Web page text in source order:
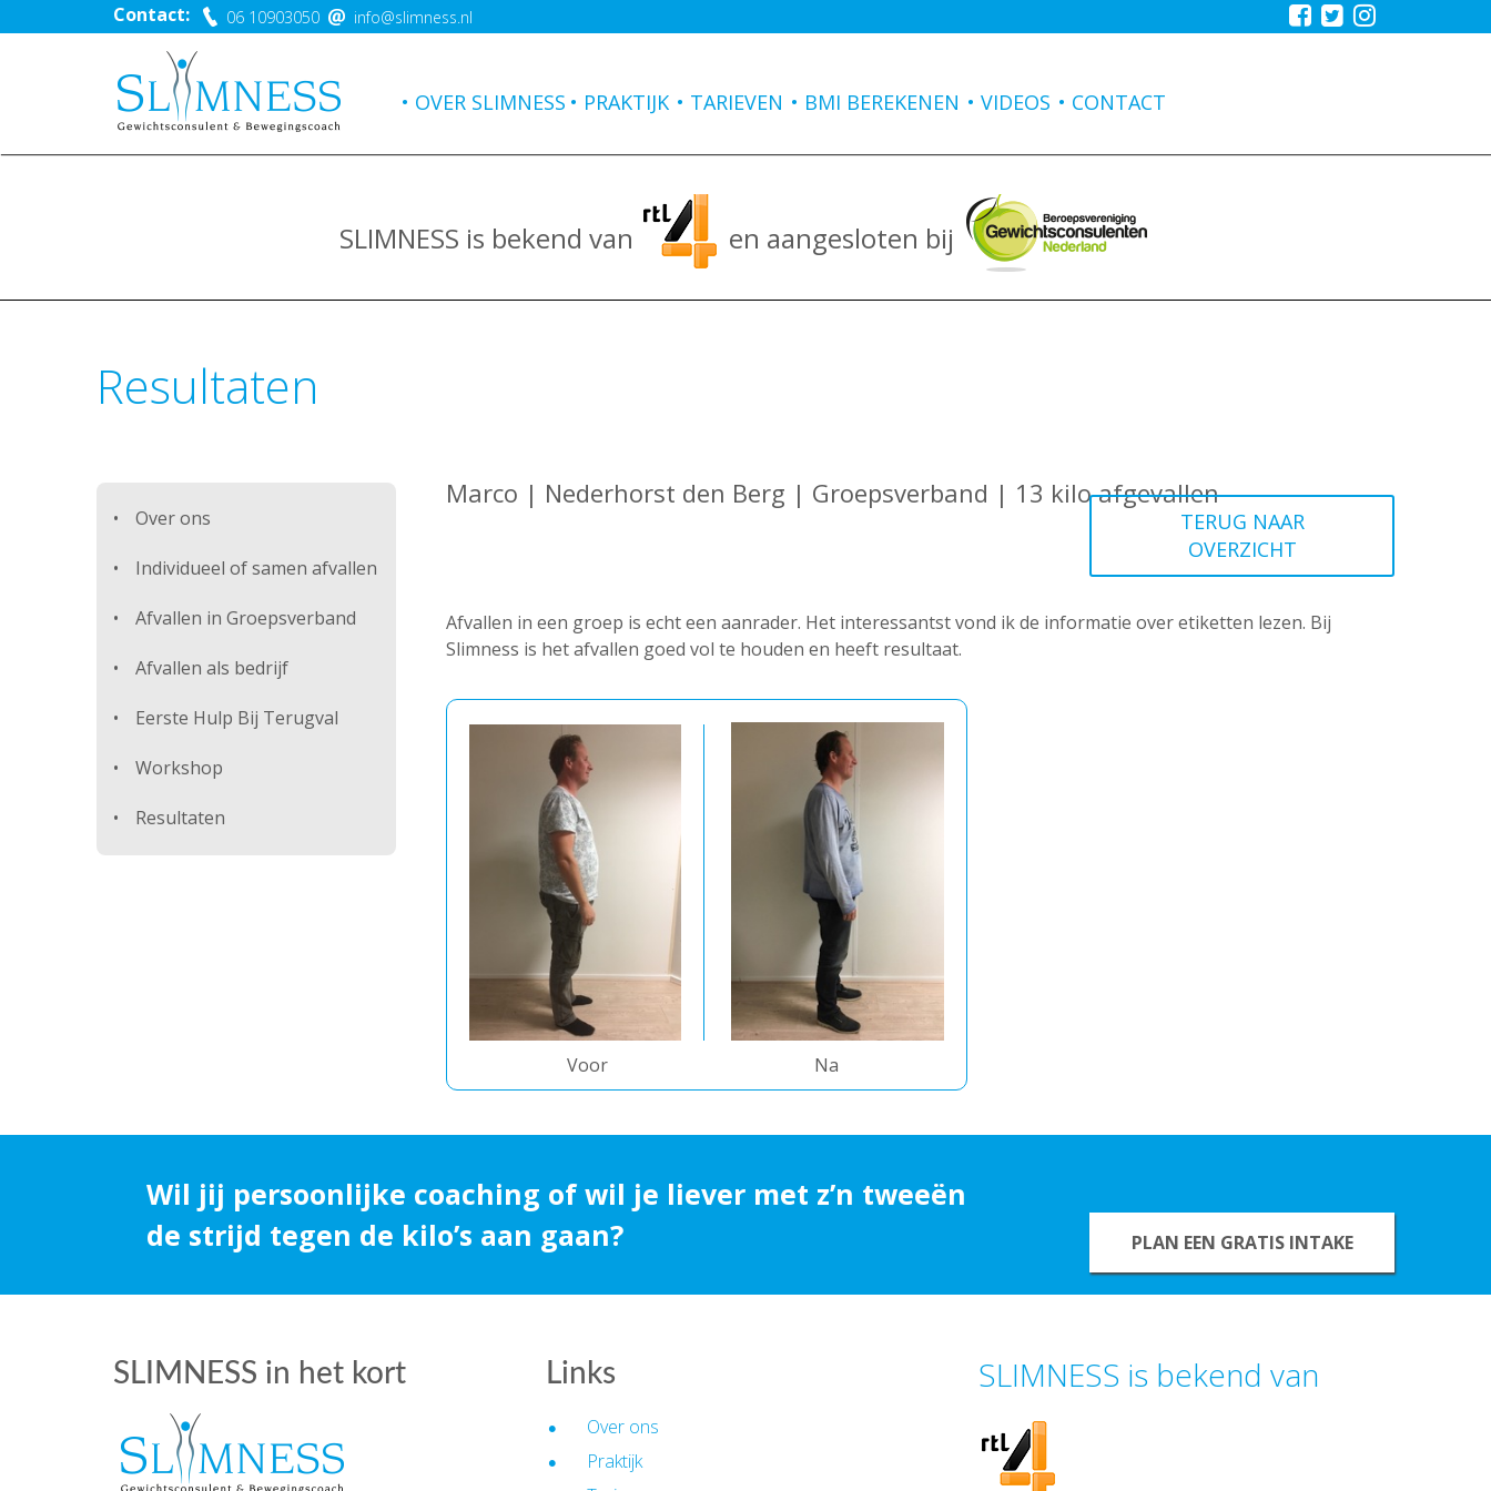
Contact: 06 10903050 info@slimness.nl
OVER SLIMNESS PRAKTIJK TARIEVEN BMI BEREKENEN VIDEOS CONTACT
SLIMNESS is bekend van en aangesloten bij
Resultaten
Over ons
Individueel of samen afvallen
Afvallen in Groepsverband
Afvallen als bedrijf
Eerste Hulp Bij Terugval
Workshop
Resultaten
Marco | Nederhorst den Berg | Groepsverband | 13 kilo afgevallen
TERUG NAAR
OVERZICHT
Afvallen in een groep is echt een aanrader. Het interessantst vond ik de informatie over etiketten lezen. Bij
Slimness is het afvallen goed vol te houden en heeft resultaat.
Voor Na
Wil jij persoonlijke coaching of wil je liever met z’n tweeën
de strijd tegen de kilo’s aan gaan?
PLAN EEN GRATIS INTAKE
SLIMNESS in het kort Links
Over ons
Praktijk
SLIMNESS is bekend van